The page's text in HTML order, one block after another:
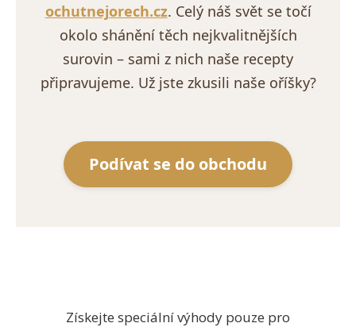
ochutnejorech.cz. Celý náš svět se točí
okolo shánění těch nejkvalitnějších
surovin – sami z nich naše recepty
připravujeme. Už jste zkusili naše oříšky?
Podívat se do obchodu
Získejte speciální výhody pouze pro